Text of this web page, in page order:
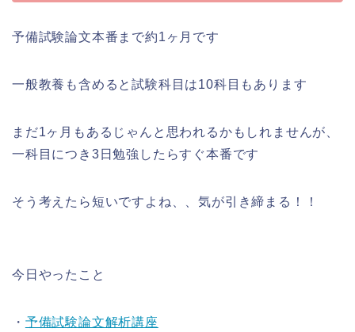
予備試験論文本番まで約1ヶ月です
一般教養も含めると試験科目は10科目もあります
まだ1ヶ月もあるじゃんと思われるかもしれませんが、
一科目につき3日勉強したらすぐ本番です
そう考えたら短いですよね、、気が引き締まる！！
今日やったこと
・ 予備試験論文解析講座